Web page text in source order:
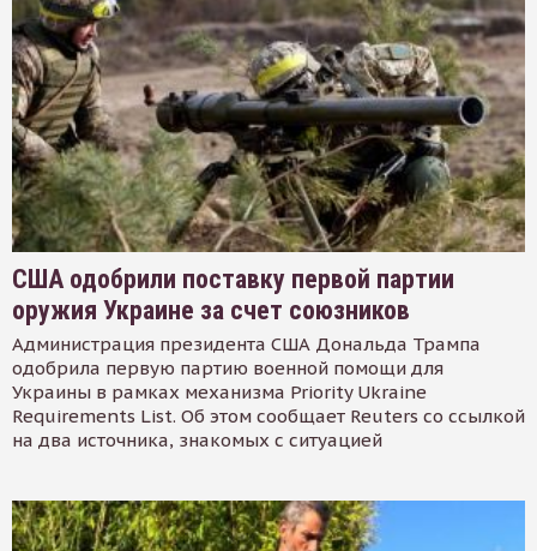
США одобрили поставку первой партии
оружия Украине за счет союзников
Администрация президента США Дональда Трампа
одобрила первую партию военной помощи для
Украины в рамках механизма Priority Ukraine
Requirements List. Об этом сообщает Reuters со ссылкой
на два источника, знакомых с ситуацией